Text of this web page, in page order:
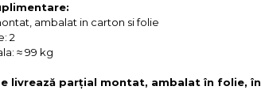
ambalat in carton si folie
2
≈ 99 kg
livrează parțial montat, ambalat în folie,